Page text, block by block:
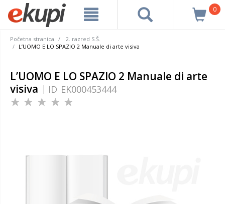
0
Početna stranica
2. razred S.Š.
L’UOMO E LO SPAZIO 2 Manuale di arte visiva
L’UOMO E LO SPAZIO 2 Manuale di arte
visiva
ID EK000453444